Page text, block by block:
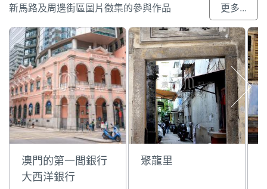
新馬路及周邊街區圖片徵集的參與作品 更多...
澳門的第一間銀行
大西洋銀行
聚龍里